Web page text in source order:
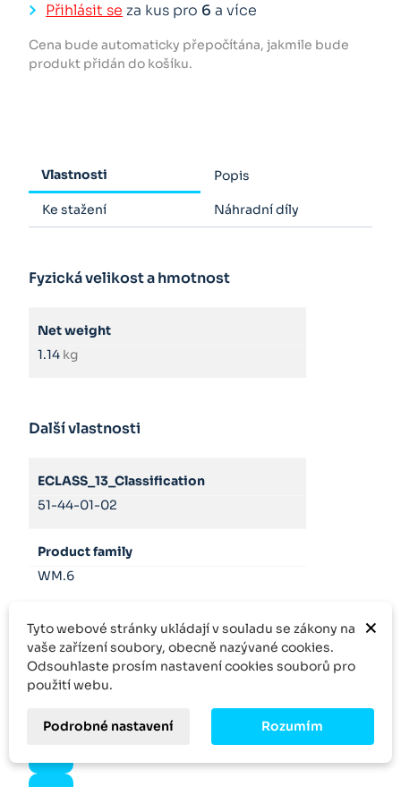
Přihlásit se za kus pro 6 a více
Cena bude automaticky přepočítána, jakmile bude
produkt přidán do košíku.
Vlastnosti Popis
Ke stažení Náhradní díly
Fyzická velikost a hmotnost
Net weight
1.14 kg
Další vlastnosti
ECLASS_13_Classification
51-44-01-02
Product family
WM.6
×
Tyto webové stránky ukládají v souladu se zákony na
vaše zařízení soubory, obecně nazývané cookies.
Odsouhlaste prosím nastavení cookies souborů pro
použití webu.
Podrobné nastavení Rozumím